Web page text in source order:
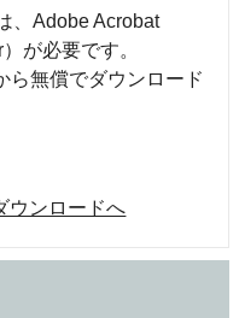
、Adobe Acrobat
が必要です。
ら無償でダウンロード
ウンロードへ